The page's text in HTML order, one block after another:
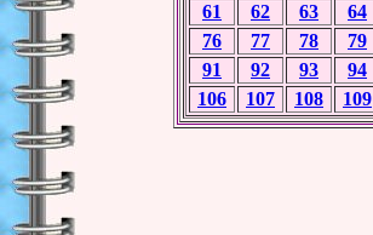
61
62 63 64
76
77 78 79
91
92 93 94
106
107 108 109